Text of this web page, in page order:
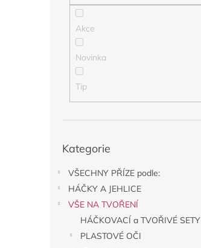
Akce
Novinka
Tip
kategorie
Kategorie
VŠECHNY PŘÍZE podle:
HÁČKY A JEHLICE
VŠE NA TVOŘENÍ
HÁČKOVACÍ a TVOŘIVÉ SETY
PLASTOVÉ OČI